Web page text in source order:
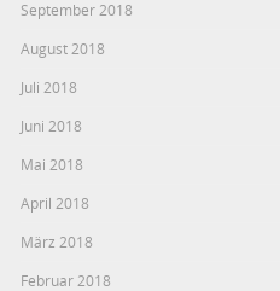
September 2018
August 2018
Juli 2018
Juni 2018
Mai 2018
April 2018
März 2018
Februar 2018